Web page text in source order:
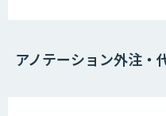
アノテーション外注・